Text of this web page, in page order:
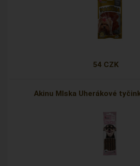
54 CZK
Akinu Mlska Uherákové